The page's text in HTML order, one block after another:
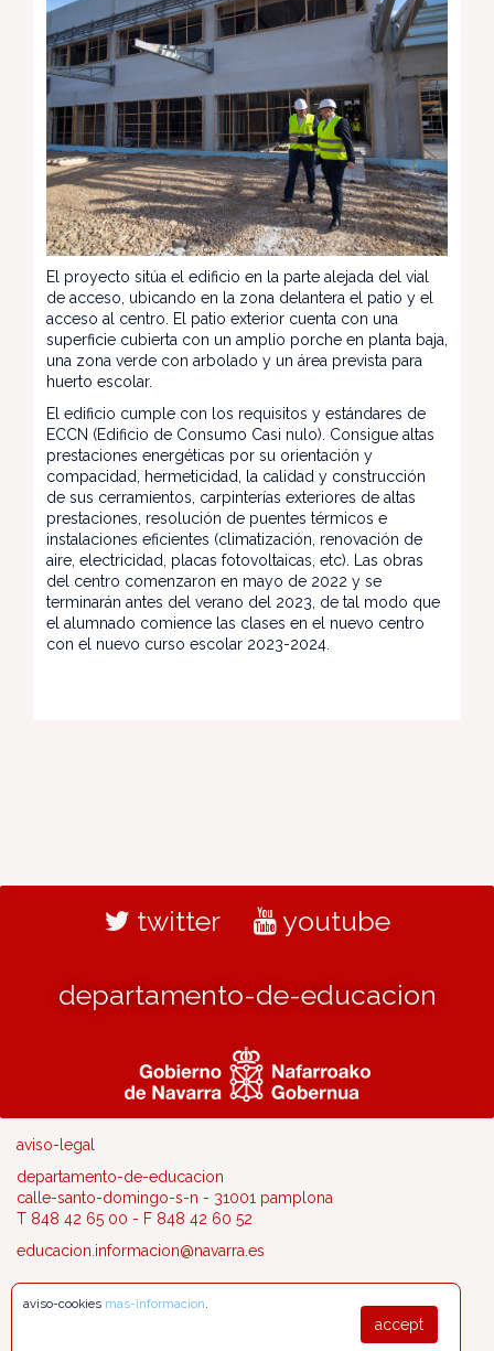
El proyecto sitúa el edificio en la parte alejada del vial
de acceso, ubicando en la zona delantera el patio y el
acceso al centro. El patio exterior cuenta con una
superficie cubierta con un amplio porche en planta baja,
una zona verde con arbolado y un área prevista para
huerto escolar.
El edificio cumple con los requisitos y estándares de
ECCN (Edificio de Consumo Casi nulo). Consigue altas
prestaciones energéticas por su orientación y
compacidad, hermeticidad, la calidad y construcción
de sus cerramientos, carpinterías exteriores de altas
prestaciones, resolución de puentes térmicos e
instalaciones eficientes (climatización, renovación de
aire, electricidad, placas fotovoltaicas, etc). Las obras
del centro comenzaron en mayo de 2022 y se
terminarán antes del verano del 2023, de tal modo que
el alumnado comience las clases en el nuevo centro
con el nuevo curso escolar 2023-2024.
twitter youtube
departamento-de-educacion
aviso-legal
departamento-de-educacion
calle-santo-domingo-s-n - 31001 pamplona
T 848 42 65 00 - F 848 42 60 52
educacion.informacion@navarra.es
accept
aviso-cookies mas-informacion.